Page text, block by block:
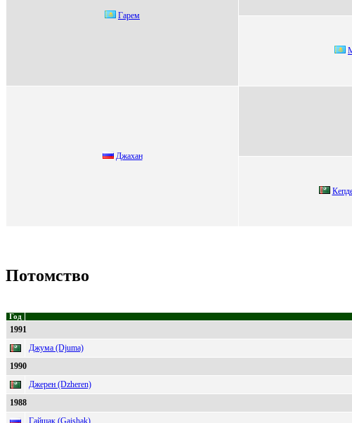
Гарeм
Джахан
Потомство
Год
1991
Джума (Djuma)
1990
Джерен (Dzheren)
1988
Гайшак (Gaishak)